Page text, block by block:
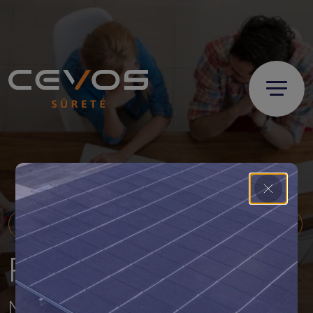
PASSIONNÉS DE TECHNOLOGIES DE LA SÉCURITÉ ?
Rejoignez CEVOS !
Nous recrutons des talents pour